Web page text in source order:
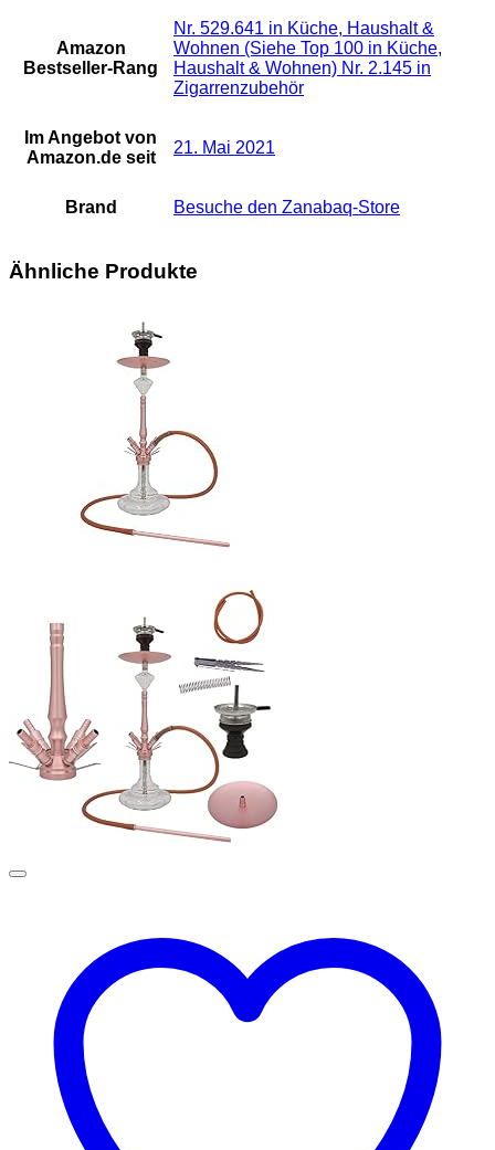
Amazon
Bestseller-Rang
Nr. 529.641 in Küche, Haushalt &
Wohnen (Siehe Top 100 in Küche,
Haushalt & Wohnen) Nr. 2.145 in
Zigarrenzubehör
Im Angebot von
Amazon.de seit
21. Mai 2021
Brand Besuche den Zanabaq-Store
Ähnliche Produkte